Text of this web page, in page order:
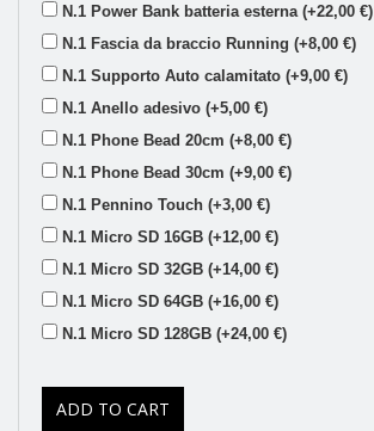
N.1 Power Bank batteria esterna (+22,00 €)
N.1 Fascia da braccio Running (+8,00 €)
N.1 Supporto Auto calamitato (+9,00 €)
N.1 Anello adesivo (+5,00 €)
N.1 Phone Bead 20cm (+8,00 €)
N.1 Phone Bead 30cm (+9,00 €)
N.1 Pennino Touch (+3,00 €)
N.1 Micro SD 16GB (+12,00 €)
N.1 Micro SD 32GB (+14,00 €)
N.1 Micro SD 64GB (+16,00 €)
N.1 Micro SD 128GB (+24,00 €)
ADD TO CART